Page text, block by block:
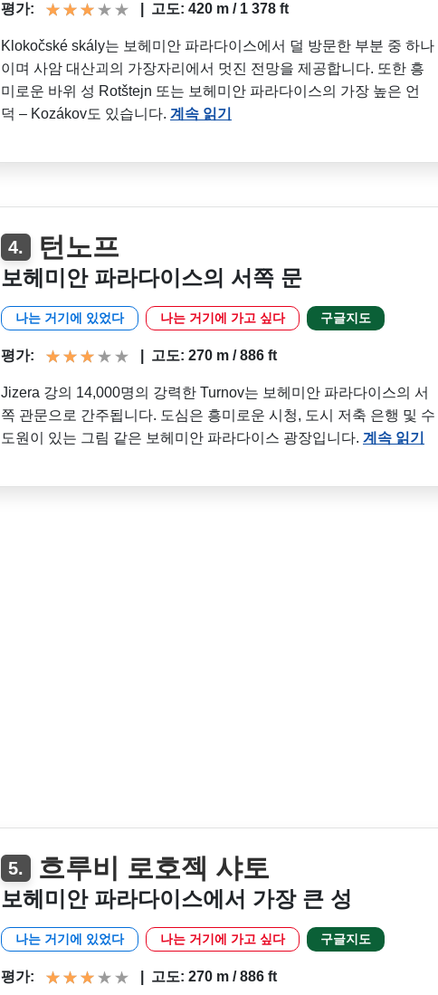
평가: 고도: 420 m / 1 378 ft
Klokočské skály는 보헤미안 파라다이스에서 덜 방문한 부분 중 하나
이며 사암 대산괴의 가장자리에서 멋진 전망을 제공합니다. 또한 흥
미로운 바위 성 Rotštejn 또는 보헤미안 파라다이스의 가장 높은 언
덕 – Kozákov도 있습니다. 계속 읽기
4. 턴노프
보헤미안 파라다이스의 서쪽 문
나는 거기에 있었다 나는 거기에 가고 싶다 구글지도
평가: 고도: 270 m / 886 ft
Jizera 강의 14,000명의 강력한 Turnov는 보헤미안 파라다이스의 서
쪽 관문으로 간주됩니다. 도심은 흥미로운 시청, 도시 저축 은행 및 수
도원이 있는 그림 같은 보헤미안 파라다이스 광장입니다. 계속 읽기
5. 흐루비 로호젝 샤토
보헤미안 파라다이스에서 가장 큰 성
나는 거기에 있었다 나는 거기에 가고 싶다 구글지도
평가: 고도: 270 m / 886 ft